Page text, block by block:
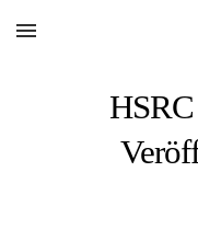
Skip to main content